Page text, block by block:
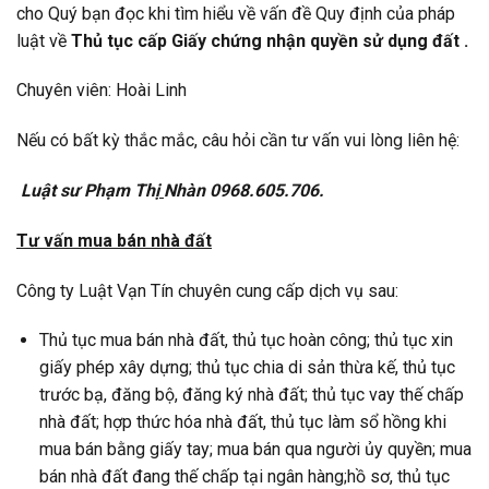
cho Quý bạn đọc khi tìm hiểu về vấn đề Quy định của pháp
luật về Thủ tục cấp Giấy chứng nhận quyền sử dụng đất .
Chuyên viên: Hoài Linh
Nếu có bất kỳ thắc mắc, câu hỏi cần tư vấn vui lòng liên hệ:
Luật sư Phạm Thị Nhàn 0968.605.706.
Tư vấn mua bán nhà đất
Công ty Luật Vạn Tín chuyên cung cấp dịch vụ sau:
Thủ tục mua bán nhà đất, thủ tục hoàn công; thủ tục xin
giấy phép xây dựng; thủ tục chia di sản thừa kế, thủ tục
trước bạ, đăng bộ, đăng ký nhà đất; thủ tục vay thế chấp
nhà đất; hợp thức hóa nhà đất, thủ tục làm sổ hồng khi
mua bán bằng giấy tay; mua bán qua người ủy quyền; mua
bán nhà đất đang thế chấp tại ngân hàng;hồ sơ, thủ tục